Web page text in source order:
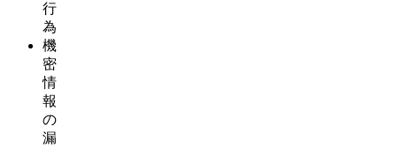
行
為
機
密
情
報
の
漏